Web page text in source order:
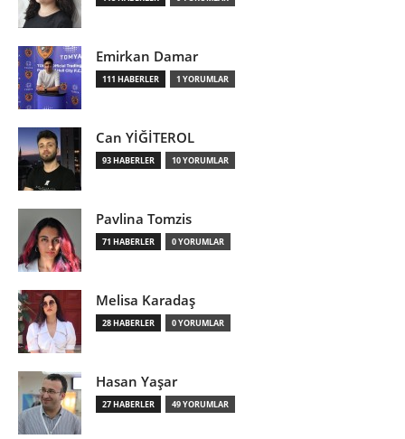
Emirkan Damar
111 HABERLER 1 YORUMLAR
Can YİĞİTEROL
93 HABERLER 10 YORUMLAR
Pavlina Tomzis
71 HABERLER 0 YORUMLAR
Melisa Karadaş
28 HABERLER 0 YORUMLAR
Hasan Yaşar
27 HABERLER 49 YORUMLAR